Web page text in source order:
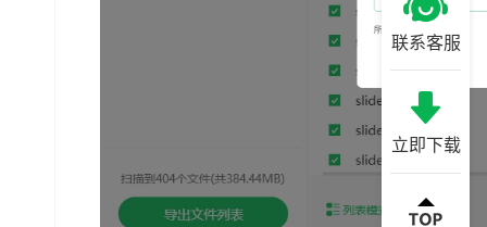
联系客服
立即下载